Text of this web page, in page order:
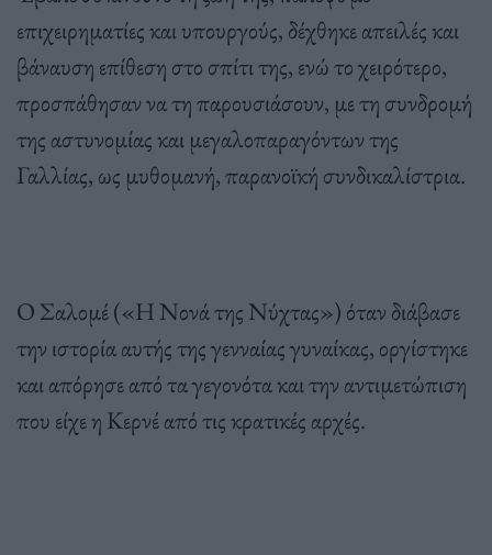
επιχειρηματίες και υπουργούς, δέχθηκε απειλές και
βάναυση επίθεση στο σπίτι της, ενώ το χειρότερο,
προσπάθησαν να τη παρουσιάσουν, με τη συνδρομή
της αστυνομίας και μεγαλοπαραγόντων της
Γαλλίας, ως μυθομανή, παρανοϊκή συνδικαλίστρια.
Ο Σαλομέ («Η Νονά της Νύχτας») όταν διάβασε
την ιστορία αυτής της γενναίας γυναίκας, οργίστηκε
και απόρησε από τα γεγονότα και την αντιμετώπιση
που είχε η Κερνέ από τις κρατικές αρχές.